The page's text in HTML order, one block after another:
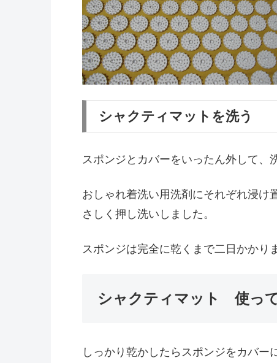
シャクティマットを洗う
スポンジとカバーをいったん外して、
おしゃれ着洗い用洗剤にそれぞれ浸け
さしく押し洗いしました。
スポンジは完全に乾くまで二日かかり
シャクティマット 使っ
しっかり乾かしたらスポンジをカバー